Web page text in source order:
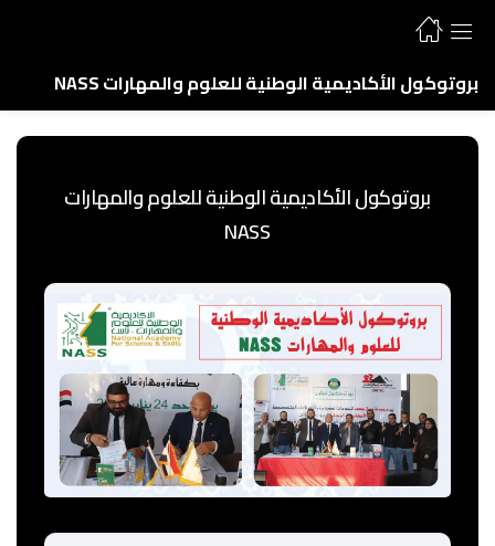
بروتوكول الأكاديمية الوطنية للعلوم والمهارات NASS
بروتوكول الأكاديمية الوطنية للعلوم والمهارات
NASS